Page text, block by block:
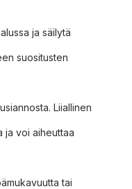
ja säilytä
suositusten
Liiallinen
ja voi aiheuttaa
tai